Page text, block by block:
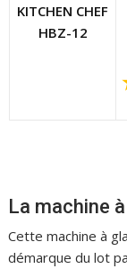
KITCHEN CHEF
HBZ-12
La machine
Cette machine à
démarque du lot